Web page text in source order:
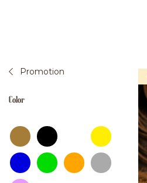
Promotion
Color